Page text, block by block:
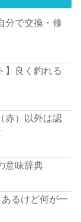
分で交換・修
】良く釣れる
赤）以外は認
意味辞典
るけど何が一